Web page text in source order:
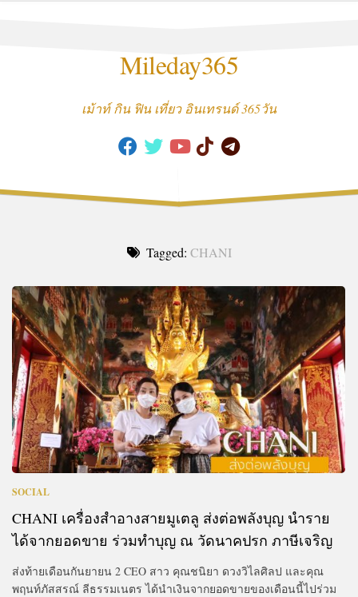
Mileday365
เม้าท์ กิน ฟิน เที่ยว อินเทรนด์ 365วัน
Tagged: CHANI
SOCIAL
CHANI เครื่องสำอางสายมูเตลู ส่งต่อพลังบุญ นำราย
ได้จากยอดขาย ร่วมทำบุญ ณ วัดนาคปรก ภาษีเจริญ
ส่งท้ายเดือนกันยายน 2 CEO สาว คุณชนิยา ดวงวิไลศิลป และคุณ
พฤนท์ภัสสรณ์ ลีธรรมเนตร ได้นำเงินจากยอดขายของเดือนนี้ไปร่วม